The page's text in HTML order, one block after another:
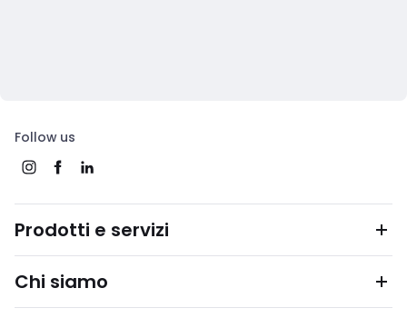
Follow us
Prodotti e servizi
Chi siamo